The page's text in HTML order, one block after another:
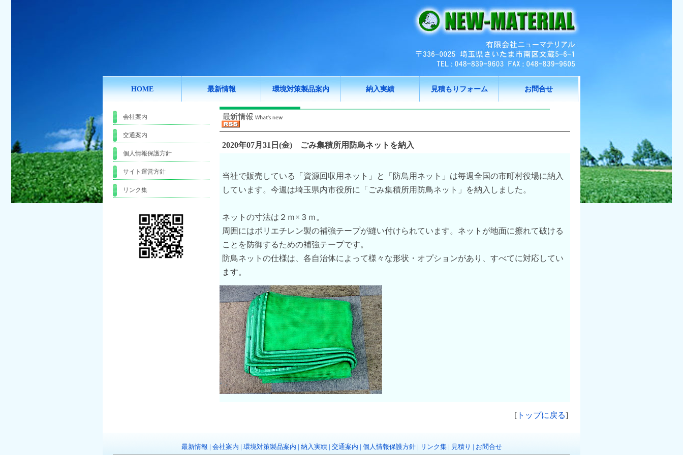
HOME 最新情報 環境対策製品案内 納入実績 見積もりフォーム お問合せ
会社案内
交通案内
個人情報保護方針
サイト運営方針
リンク集
2020年07月31日(金) ごみ集積所用防鳥ネットを納入
当社で販売している「資源回収用ネット」と「防鳥用ネット」は毎週全国の市町村役場に納入
しています。今週は埼玉県内市役所に「ごみ集積所用防鳥ネット」を納入しました。
ネットの寸法は２ｍ×３ｍ。
周囲にはポリエチレン製の補強テープが縫い付けられています。ネットが地面に擦れて破ける
ことを防御するための補強テープです。
防鳥ネットの仕様は、各自治体によって様々な形状・オプションがあり、すべてに対応してい
ます。
[ トップに戻る]
最新情報 会社案内 環境対策製品案内 納入実績| 交通案内 個人情報保護方針| リンク集| 見積り お問合せ